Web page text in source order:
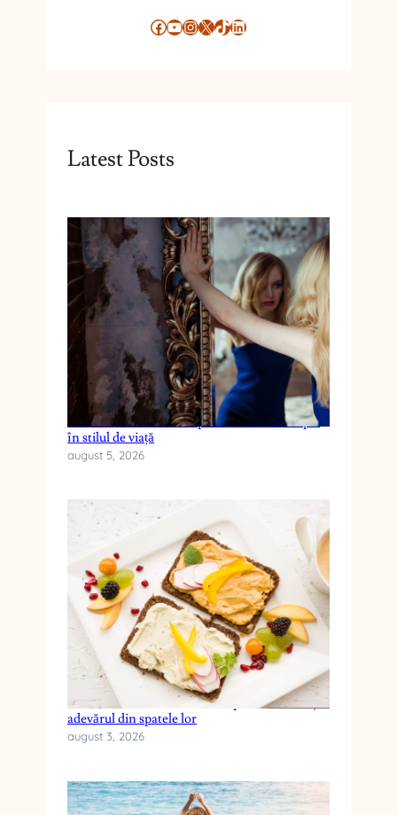
Facebook YouTube InstagramX TikTok LinkedIn
Latest Posts
Cum reduci anxietatea prin schimbări simple
în stilul de viață
august 5, 2026
Cele mai frecvente mituri despre dieta keto și
adevărul din spatele lor
august 3, 2026